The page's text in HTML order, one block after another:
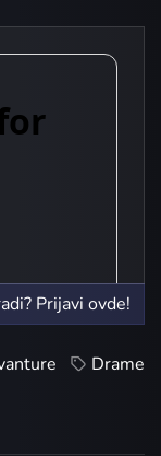
Prijavi ovde!
Drame